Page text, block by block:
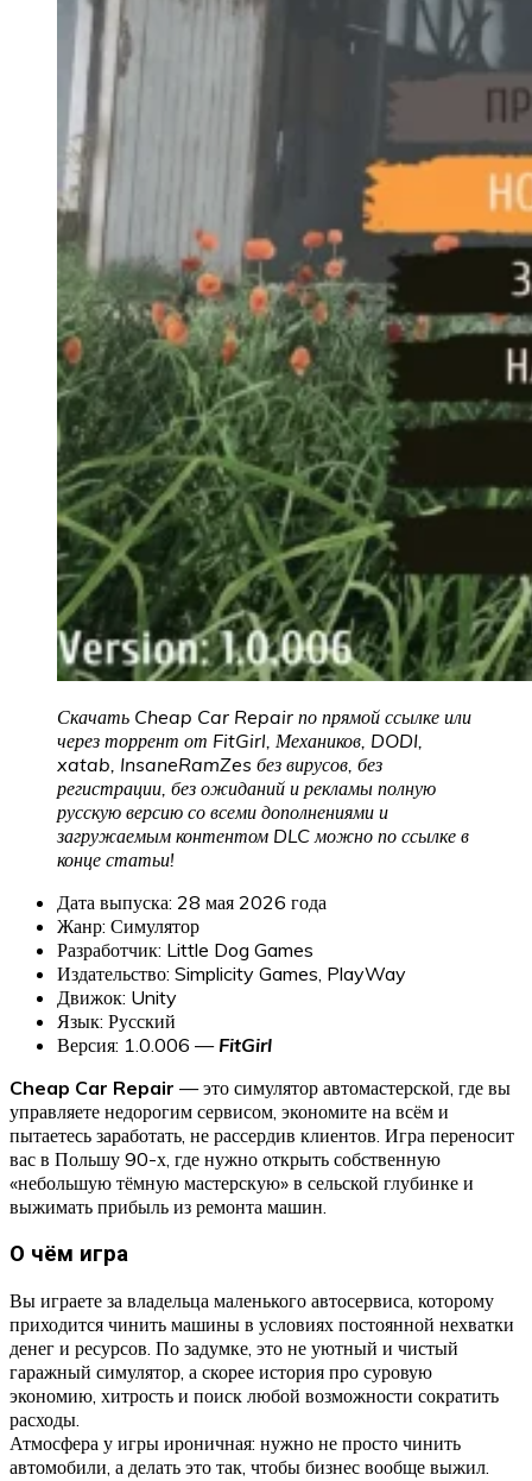
Скачать Cheap Car Repair по прямой ссылке или
через торрент от FitGirl, Механиков, DODI,
xatab, InsaneRamZes без вирусов, без
регистрации, без ожиданий и рекламы полную
русскую версию со всеми дополнениями и
загружаемым контентом DLC можно по ссылке в
конце статьи!
Дата выпуска: 28 мая 2026 года
Жанр: Симулятор
Разработчик: Little Dog Games
Издательство: Simplicity Games, PlayWay
Движок: Unity
Язык: Русский
Версия: 1.0.006 — FitGirl
Cheap Car Repair — это симулятор автомастерской, где вы
управляете недорогим сервисом, экономите на всём и
пытаетесь заработать, не рассердив клиентов. Игра переносит
вас в Польшу 90-х, где нужно открыть собственную
«небольшую тёмную мастерскую» в сельской глубинке и
выжимать прибыль из ремонта машин.
О чём игра
Вы играете за владельца маленького автосервиса, которому
приходится чинить машины в условиях постоянной нехватки
денег и ресурсов. По задумке, это не уютный и чистый
гаражный симулятор, а скорее история про суровую
экономию, хитрость и поиск любой возможности сократить
расходы.
Атмосфера у игры ироничная: нужно не просто чинить
автомобили, а делать это так, чтобы бизнес вообще выжил.